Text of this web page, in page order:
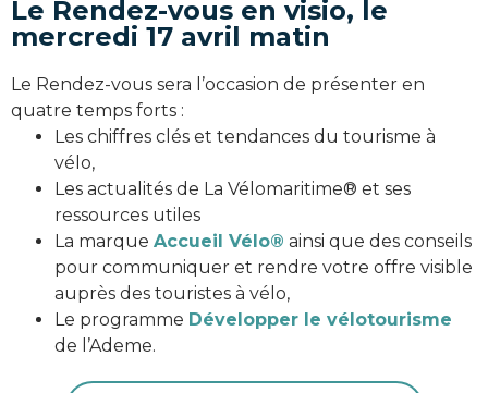
Le Rendez-vous en visio, le
mercredi 17 avril matin
Le Rendez-vous sera l’occasion de présenter en
quatre temps forts :
Les chiffres clés et tendances du tourisme à
vélo,
Les actualités de La Vélomaritime® et ses
ressources utiles
La marque Accueil Vélo® ainsi que des conseils
pour communiquer et rendre votre offre visible
auprès des touristes à vélo,
Le programme Développer le vélotourisme
de l’Ademe.